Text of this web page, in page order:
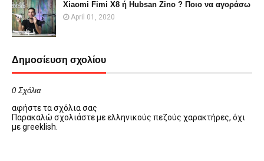
Xiaomi Fimi X8 ή Hubsan Zino ? Ποιο να αγοράσω
April 01, 2020
Δημοσίευση σχολίου
0 Σχόλια
αφήστε τα σχόλια σας
Παρακαλώ σχολιάστε με ελληνικούς πεζούς χαρακτήρες, όχι
με greeklish.